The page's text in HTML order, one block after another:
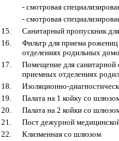
- смотровая
- смотровая
15.
Санитарный пропускник
16.
Фильтр для приема
отделениях родильных
17.
Помещение для
приемных отделениях
18.
Изоляционно-
19.
Палата на 1 койку со
20.
Палата на 2 койки со
21.
Пост дежурной
22.
Клизменная со шлюзом